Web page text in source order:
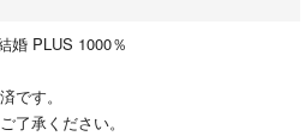
婚 PLUS 1000％
です。
了承ください。